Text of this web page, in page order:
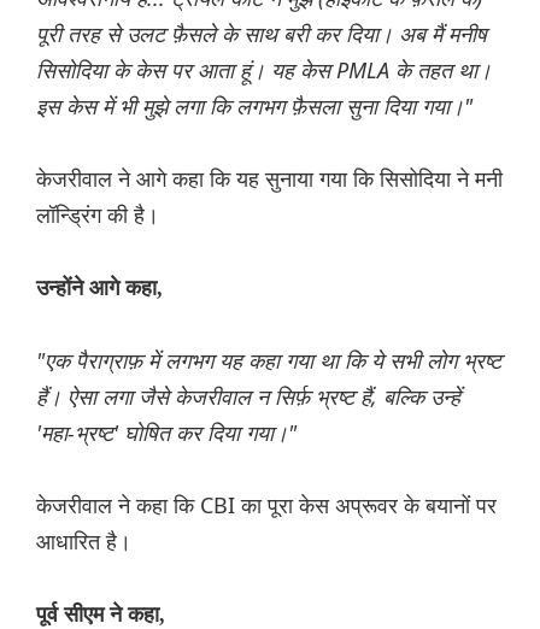
पूरी तरह से उलट फ़ैसले के साथ बरी कर दिया। अब मैं मनीष
सिसोदिया के केस पर आता हूं। यह केस PMLA के तहत था।
इस केस में भी मुझे लगा कि लगभग फ़ैसला सुना दिया गया।"
केजरीवाल ने आगे कहा कि यह सुनाया गया कि सिसोदिया ने मनी
लॉन्ड्रिंग की है।
उन्होंने आगे कहा,
"एक पैराग्राफ़ में लगभग यह कहा गया था कि ये सभी लोग भ्रष्ट
हैं। ऐसा लगा जैसे केजरीवाल न सिर्फ़ भ्रष्ट हैं, बल्कि उन्हें
'महा-भ्रष्ट' घोषित कर दिया गया।"
केजरीवाल ने कहा कि CBI का पूरा केस अप्रूवर के बयानों पर
आधारित है।
पूर्व सीएम ने कहा,